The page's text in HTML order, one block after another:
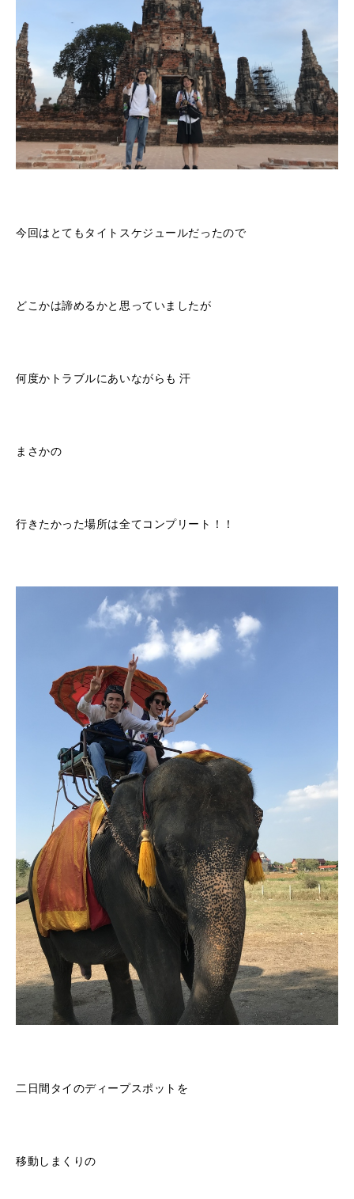
今回はとてもタイトスケジュールだったので
どこかは諦めるかと思っていましたが
何度かトラブルにあいながらも 汗
まさかの
行きたかった場所は全てコンプリート！！
二日間タイのディープスポットを
移動しまくりの